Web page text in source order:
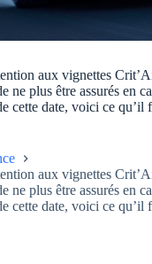
aux vignettes
ne plus être assurés en
cette date, voici ce qu’il
aux vignettes
ne plus être assurés en
cette date, voici ce qu’il